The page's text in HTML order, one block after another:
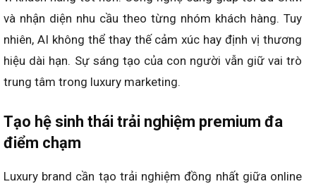
và nhận diện nhu cầu theo từng nhóm khách hàng. Tuy
nhiên, AI không thể thay thế cảm xúc hay định vị thương
hiệu dài hạn. Sự sáng tạo của con người vẫn giữ vai trò
trung tâm trong luxury marketing.
Tạo hệ sinh thái trải nghiệm premium đa
điểm chạm
Luxury brand cần tạo trải nghiệm đồng nhất giữa online